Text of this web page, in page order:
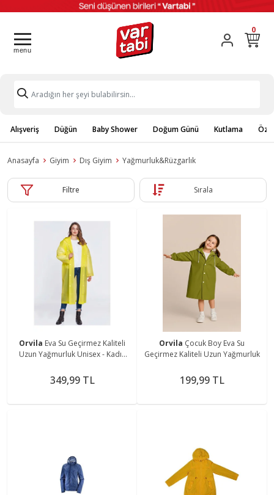
0
Alışveriş Düğün Baby Shower Doğum Günü Kutlama
Anasayfa Giyim Dış Giyim Yağmurluk&Rüzgarlık
Filtre Sırala
Orvila Eva Su Geçirmez Kaliteli
Uzun Yağmurluk Unisex - Kadın
Beden
349,99 TL
Orvila Çocuk Boy Eva Su
Geçirmez Kaliteli Uzun Yağmurluk
199,99 TL